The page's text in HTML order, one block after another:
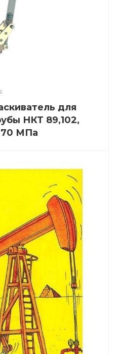
для
НКТ 89,102,
70 МПа